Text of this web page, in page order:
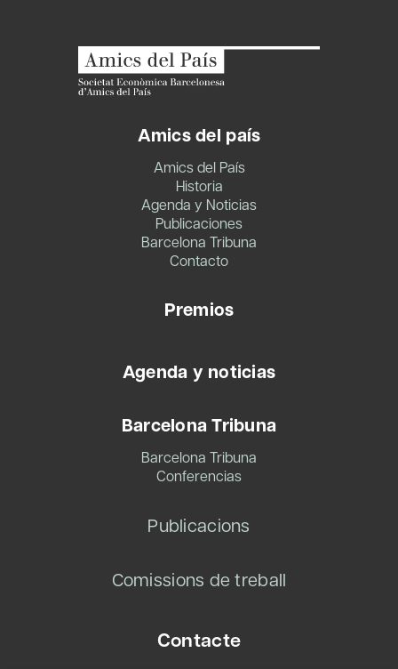
Amics del país
Amics del País
Historia
Agenda y Noticias
Publicaciones
Barcelona Tribuna
Contacto
Premios
Agenda y noticias
Barcelona Tribuna
Barcelona Tribuna
Conferencias
Publicacions
Comissions de treball
Contacte